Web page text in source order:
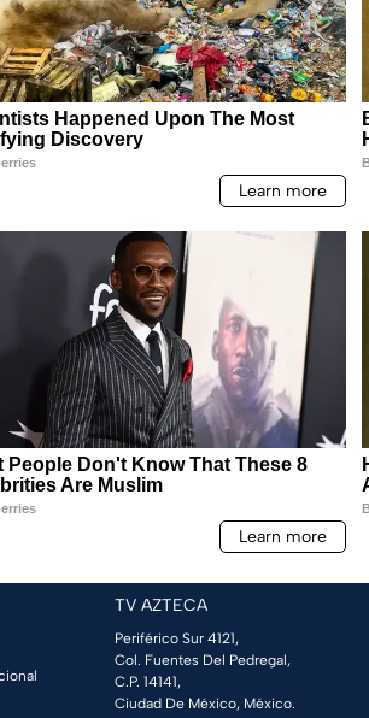
TV AZTECA
Periférico Sur 4121,
Col. Fuentes Del Pedregal,
C.P. 14141,
Ciudad De México, México.